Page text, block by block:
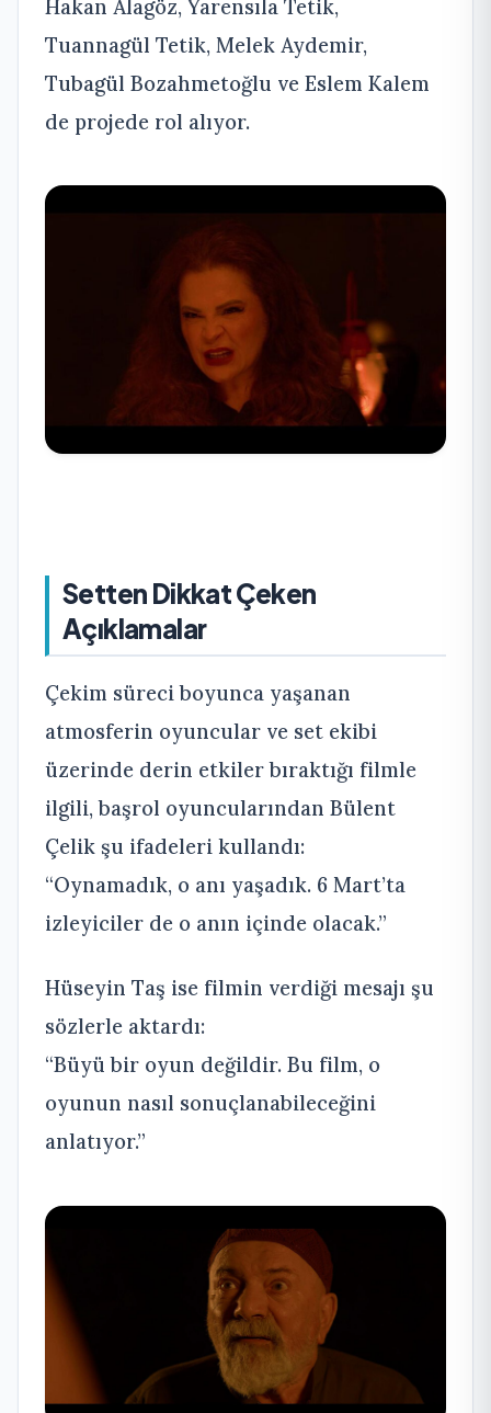
Hakan Alagöz, Yarensıla Tetik,
Tuannagül Tetik, Melek Aydemir,
Tubagül Bozahmetoğlu ve Eslem Kalem
de projede rol alıyor.
Setten Dikkat Çeken
Açıklamalar
Çekim süreci boyunca yaşanan
atmosferin oyuncular ve set ekibi
üzerinde derin etkiler bıraktığı filmle
ilgili, başrol oyuncularından Bülent
Çelik şu ifadeleri kullandı:
“Oynamadık, o anı yaşadık. 6 Mart’ta
izleyiciler de o anın içinde olacak.”
Hüseyin Taş ise filmin verdiği mesajı şu
sözlerle aktardı:
“Büyü bir oyun değildir. Bu film, o
oyunun nasıl sonuçlanabileceğini
anlatıyor.”